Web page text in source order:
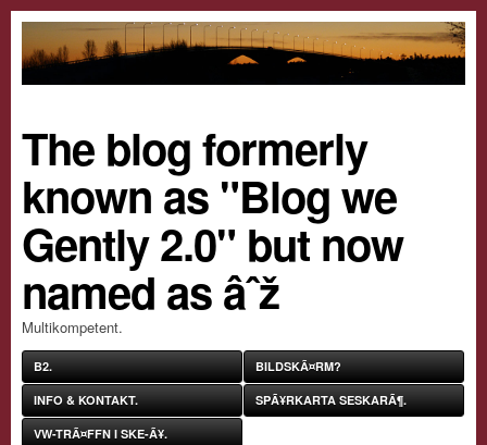
The blog formerly
known as "Blog we
Gently 2.0" but now
named as âˆž
Multikompetent.
B2. BILDSKÃ¤RM?
INFO & KONTAKT. SPÃ¥RKARTA SESKARÃ¶.
VW-TRÃ¤FFN I SKE-Ã¥.